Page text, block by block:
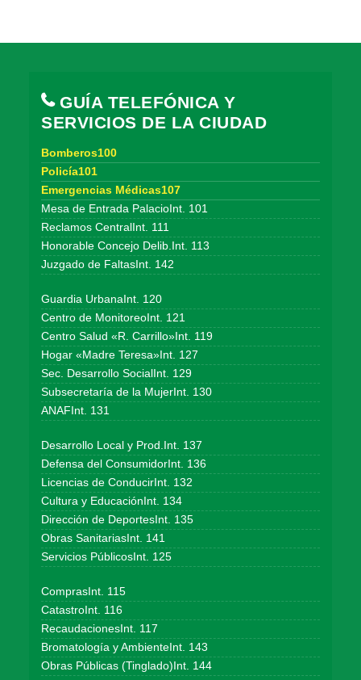
GUÍA TELEFÓNICA Y
SERVICIOS DE LA CIUDAD
Bomberos100
Policía101
Emergencias Médicas107
Mesa de Entrada PalacioInt. 101
Reclamos CentralInt. 111
Honorable Concejo Delib.Int. 113
Juzgado de FaltasInt. 142
Guardia UrbanaInt. 120
Centro de MonitoreoInt. 121
Centro Salud «R. Carrillo»Int. 119
Hogar «Madre Teresa»Int. 127
Sec. Desarrollo SocialInt. 129
Subsecretaría de la MujerInt. 130
ANAFInt. 131
Desarrollo Local y Prod.Int. 137
Defensa del ConsumidorInt. 136
Licencias de ConducirInt. 132
Cultura y EducaciónInt. 134
Dirección de DeportesInt. 135
Obras SanitariasInt. 141
Servicios PúblicosInt. 125
ComprasInt. 115
CatastroInt. 116
RecaudacionesInt. 117
Bromatología y AmbienteInt. 143
Obras Públicas (Tinglado)Int. 144